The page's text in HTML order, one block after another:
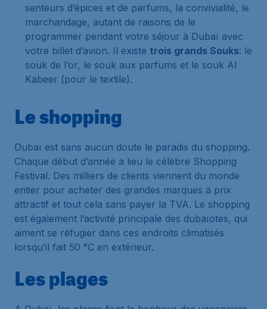
senteurs d’épices et de parfums, la convivialité, le
marchandage, autant de raisons de le
programmer pendant votre séjour à Dubaï avec
votre billet d’avion. Il existe trois grands Souks: le
souk de l’or, le souk aux parfums et le souk Al
Kabeer (pour le textile).
Le shopping
Dubaï est sans aucun doute le paradis du shopping.
Chaque début d’année a lieu le célèbre Shopping
Festival. Des milliers de clients viennent du monde
entier pour acheter des grandes marques à prix
attractif et tout cela sans payer la TVA. Le shopping
est également l’activité principale des dubaïotes, qui
aiment se réfugier dans ces endroits climatisés
lorsqu’il fait 50 °C en extérieur.
Les plages